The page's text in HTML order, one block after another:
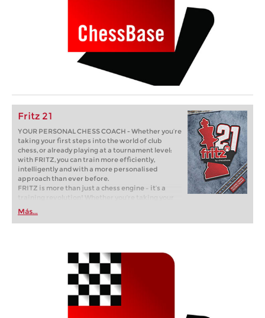
Fritz 21
YOUR PERSONAL CHESS COACH - Whether you’re
taking your first steps into the world of club
chess, or already playing at a tournament level:
with FRITZ, you can train more efficiently,
intelligently and with a more personalised
approach than ever before.
FRITZ is more than just a chess engine – it’s a
training revolution! Whether you’re taking your
first steps into the world of club chess, or already
playing at a tournament level: with FRITZ, you can
train more efficiently, intelligently and with a
Más...